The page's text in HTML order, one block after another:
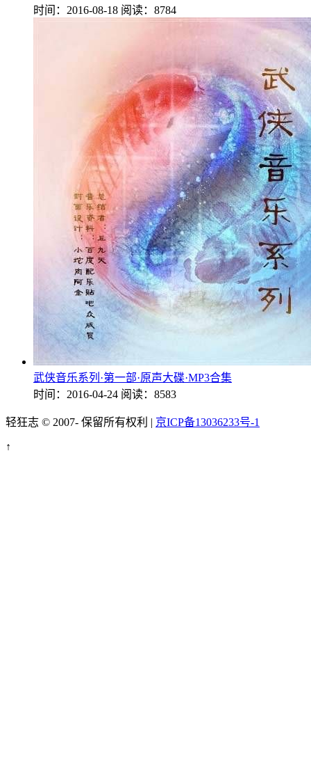
时间：2016-08-18 阅读：8784
武侠音乐系列·第一部·原声大碟·MP3合集
时间：2016-04-24 阅读：8583
轻狂志 © 2007- 保留所有权利 | 京ICP备13036233号-1
↑